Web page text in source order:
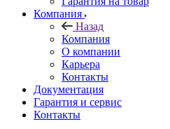
Компания
Назад
Компания
О компании
Карьера
Контакты
Документация
Гарантия и сервис
Контакты